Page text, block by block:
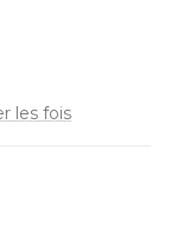
les fois